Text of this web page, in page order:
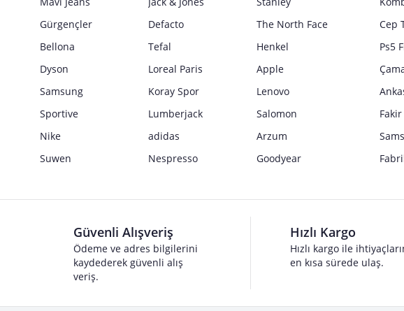
Gürgençler
Defacto
The North Face
Bellona
Tefal
Henkel
Dyson
Loreal Paris
Apple
Samsung
Koray Spor
Lenovo
Sportive
Lumberjack
Salomon
Nike
adidas
Arzum
Suwen
Nespresso Goodyear
Cep
Ps5
Güvenli Alışveriş
Ödeme ve adres bilgilerini
kaydederek güvenli alış
veriş.
Hızlı Kargo
Hızlı kargo ile
en kısa sürede ulaş.